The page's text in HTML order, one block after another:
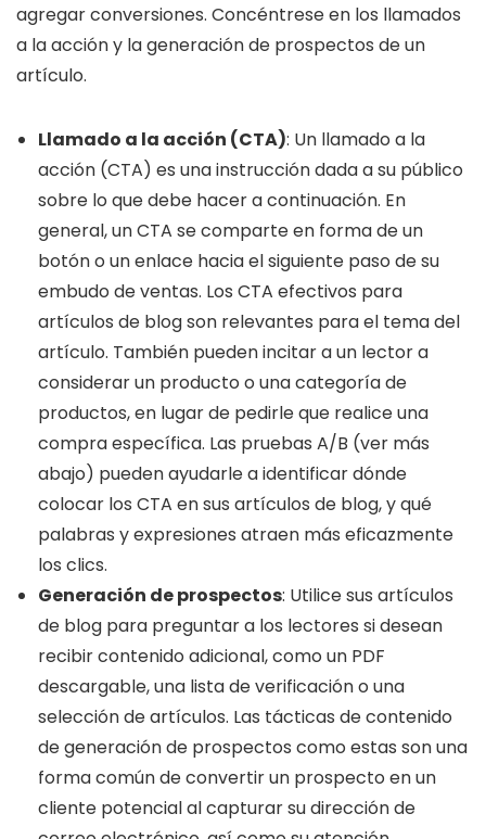
agregar conversiones. Concéntrese en los llamados
a la acción y la generación de prospectos de un
artículo.
Llamado a la acción (CTA): Un llamado a la
acción (CTA) es una instrucción dada a su público
sobre lo que debe hacer a continuación. En
general, un CTA se comparte en forma de un
botón o un enlace hacia el siguiente paso de su
embudo de ventas. Los CTA efectivos para
artículos de blog son relevantes para el tema del
artículo. También pueden incitar a un lector a
considerar un producto o una categoría de
productos, en lugar de pedirle que realice una
compra específica. Las pruebas A/B (ver más
abajo) pueden ayudarle a identificar dónde
colocar los CTA en sus artículos de blog, y qué
palabras y expresiones atraen más eficazmente
los clics.
Generación de prospectos: Utilice sus artículos
de blog para preguntar a los lectores si desean
recibir contenido adicional, como un PDF
descargable, una lista de verificación o una
selección de artículos. Las tácticas de contenido
de generación de prospectos como estas son una
forma común de convertir un prospecto en un
cliente potencial al capturar su dirección de